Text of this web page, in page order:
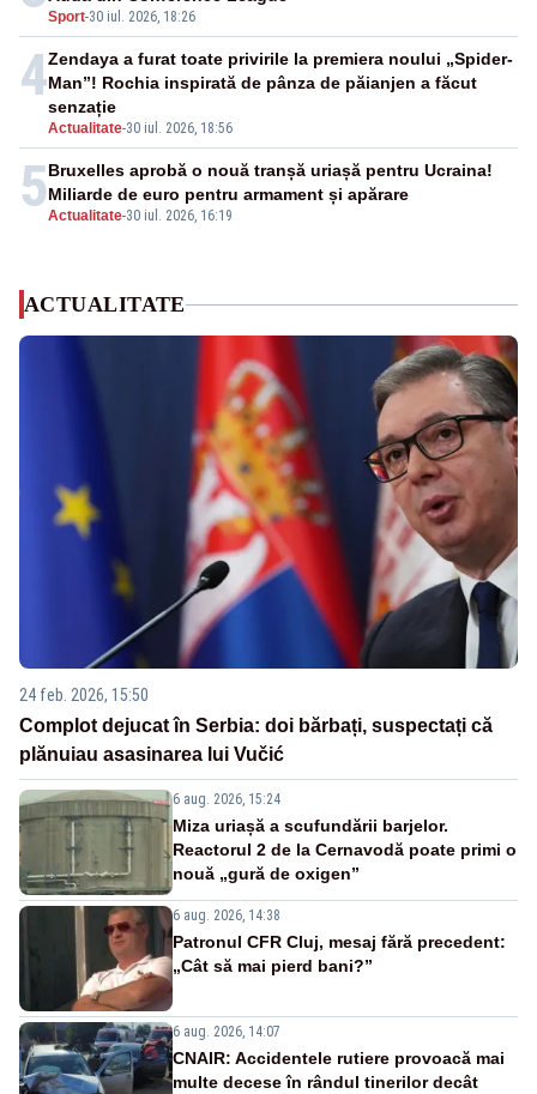
Sport-30 iul. 2026, 18:26
4
Actualitate-30 iul. 2026, 18:56
Zendaya a furat toate privirile la premiera noului „Spider-
Man”! Rochia inspirată de pânza de păianjen a făcut
senzație
5Actualitate-30 iul. 2026, 16:19
Bruxelles aprobă o nouă tranșă uriașă pentru Ucraina!
Miliarde de euro pentru armament și apărare
ACTUALITATE
24 feb. 2026, 15:50
Complot dejucat în Serbia: doi bărbați, suspectați că
plănuiau asasinarea lui Vučić
6 aug. 2026, 15:24
Miza uriașă a scufundării barjelor.
Reactorul 2 de la Cernavodă poate primi o
nouă „gură de oxigen”
6 aug. 2026, 14:38
Patronul CFR Cluj, mesaj fără precedent:
„Cât să mai pierd bani?”
6 aug. 2026, 14:07
CNAIR: Accidentele rutiere provoacă mai
multe decese în rândul tinerilor decât